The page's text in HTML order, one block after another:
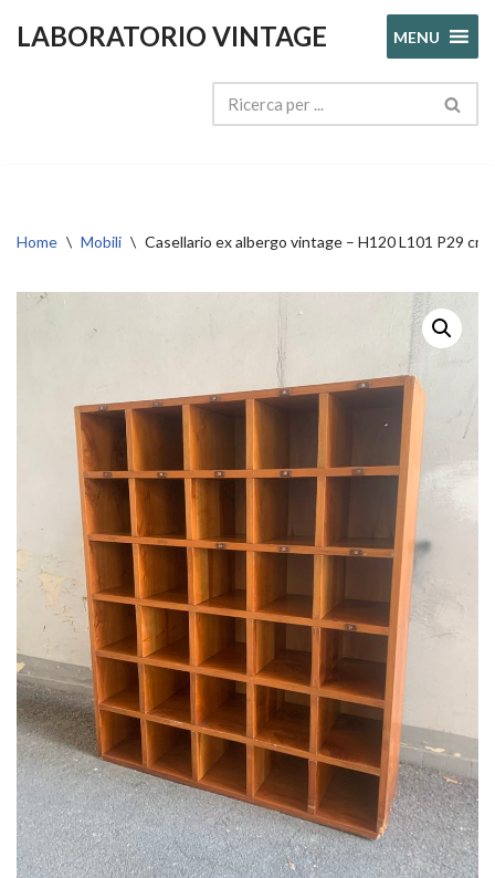
LABORATORIO VINTAGE MENU
Home \ Mobili \ Casellario ex albergo vintage – H120 L101 P29 cm